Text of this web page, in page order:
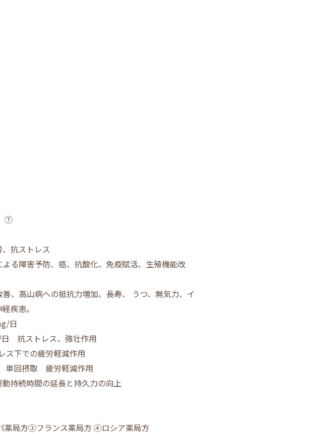
⑦
抗ストレス
よる障害予防、癌、抗酸化、免疫賦活、生殖機能改
、高山病への抵抗力増加、長寿、 うつ、無気力、イ
疾患。
日
抗ストレス、強壮作用
下での疲労軽減作用
単回摂取 疲労軽減作用
続時間の延長と持久力の向上
局方③フランス薬局方 ④ロシア薬局方